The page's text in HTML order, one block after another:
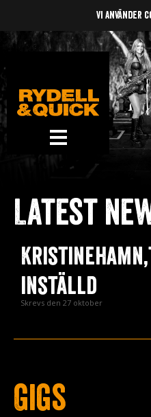
Music
Gigs
Gallery
Videos
Contact
Latest
inställd
Skrevs den 27 oktober
Gigs
Vi använder